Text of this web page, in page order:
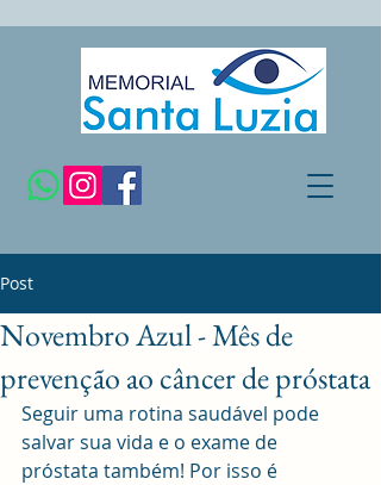
Post
Novembro Azul - Mês de
prevenção ao câncer de próstata
Seguir uma rotina saudável pode
salvar sua vida e o exame de
próstata também! Por isso é